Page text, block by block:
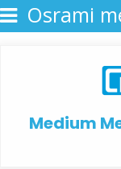
Osrami
Medium